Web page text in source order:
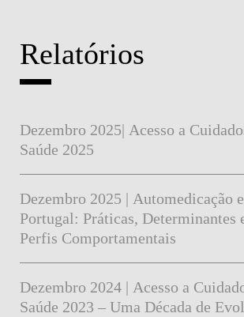
Relatórios
Dezembro 2025| Acesso a
Saúde 2025
Dezembro 2025 | Automedicação
Portugal: Práticas, Determinantes
Perfis Comportamentais
Dezembro 2024 | Acesso a
Saúde 2023 – Uma Década de